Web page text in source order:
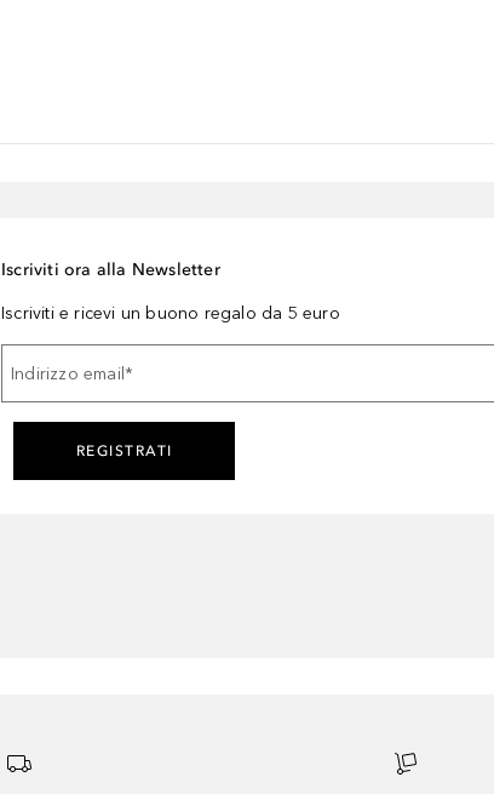
Iscriviti ora alla Newsletter
Iscriviti e ricevi un buono regalo da 5 euro
Indirizzo email *
REGISTRATI